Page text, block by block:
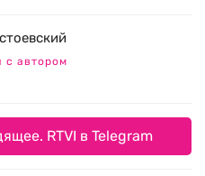
с автором
RTVI в Telegram